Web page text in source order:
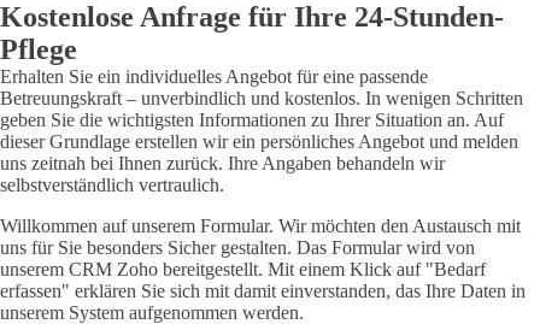
Kostenlose Anfrage für Ihre 24-Stunden-
Pflege
Erhalten Sie ein individuelles Angebot für eine passende
Betreuungskraft – unverbindlich und kostenlos. In wenigen Schritten
geben Sie die wichtigsten Informationen zu Ihrer Situation an. Auf
dieser Grundlage erstellen wir ein persönliches Angebot und melden
uns zeitnah bei Ihnen zurück. Ihre Angaben behandeln wir
selbstverständlich vertraulich.
Willkommen auf unserem Formular. Wir möchten den Austausch mit
uns für Sie besonders Sicher gestalten. Das Formular wird von
unserem CRM Zoho bereitgestellt. Mit einem Klick auf "Bedarf
erfassen" erklären Sie sich mit damit einverstanden, das Ihre Daten in
unserem System aufgenommen werden.